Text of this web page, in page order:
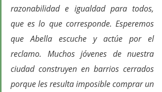
razonabilidad e igualdad para todos,
que es lo que corresponde. Esperemos
que Abella escuche y actúe por el
reclamo. Muchos jóvenes de nuestra
ciudad construyen en barrios cerrados
porque les resulta imposible comprar un